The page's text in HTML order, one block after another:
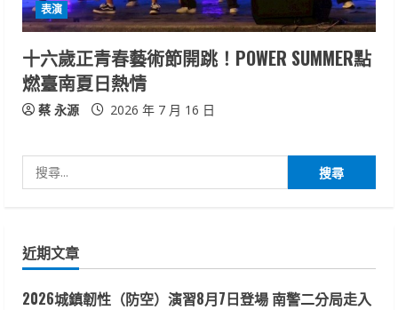
表演
十六歲正青春藝術節開跳！POWER SUMMER點
燃臺南夏日熱情
蔡 永源 2026 年 7 月 16 日
尋
字:
近期文章
2026城鎮韌性（防空）演習8月7日登場 南警二分局走入